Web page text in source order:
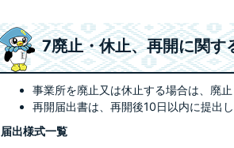
7廃止・休止、再開に関す
事業所を廃止又は休止する場合は、廃
再開届出書は、再開後10日以内に提出し
届出様式一覧